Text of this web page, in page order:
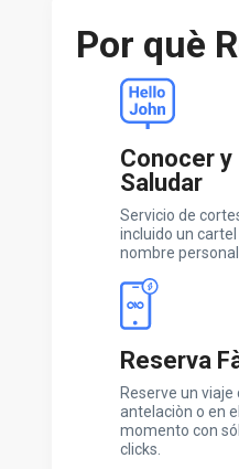
Por què
Conocer y
Saludar
Servicio de
incluido un cartel
nombre
Reserva
Reserve un viaje
antelaciòn o en
momento con
clicks.